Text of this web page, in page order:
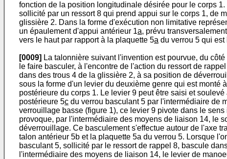
fonction de la position longitudinale désirée pour le corps
sollicité par un ressort 8 qui prend appui sur le corps 1, de
glissière 2. Dans la forme d'exécution non limitative
un épaulement d'appui antérieur 1a, prévu
vers le haut par rapport à la plaquette 5a du verrou 5 qui
[0009] La talonnière suivant l'invention est pourvue, du
le faire basculer, à l'encontre de l'action du ressort de
dans des trous 4 de la glissière 2, à sa position de
sous la forme d'un levier du deuxième genre qui est monté
postérieure du corps 1. Le levier 9 peut être saisi et
postérieure 5c du verrou basculant 5 par l'intermédiaire de
verrouillage basse (figure 1), ce levier 9 pivote dans le
provoque, par l'intermédiaire des moyens de liaison 14, le
déverrouillage. Ce basculement s'effectue autour de l'axe
talon antérieur 5b et la plaquette 5a du verrou 5. Lorsque
basculant 5, sollicité par le ressort de rappel 8, bascule
l'intermédiaire des moyens de liaison 14, le levier de